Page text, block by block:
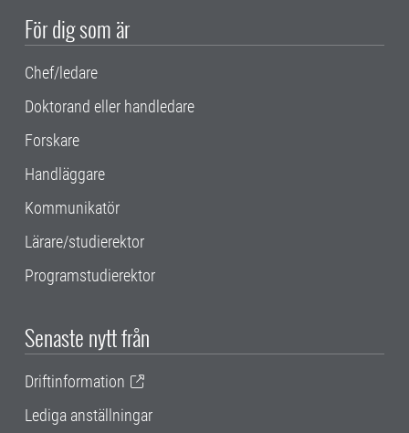
För dig som är
Chef/ledare
Doktorand eller handledare
Forskare
Handläggare
Kommunikatör
Lärare/studierektor
Programstudierektor
Senaste nytt från
Driftinformation
Lediga anställningar